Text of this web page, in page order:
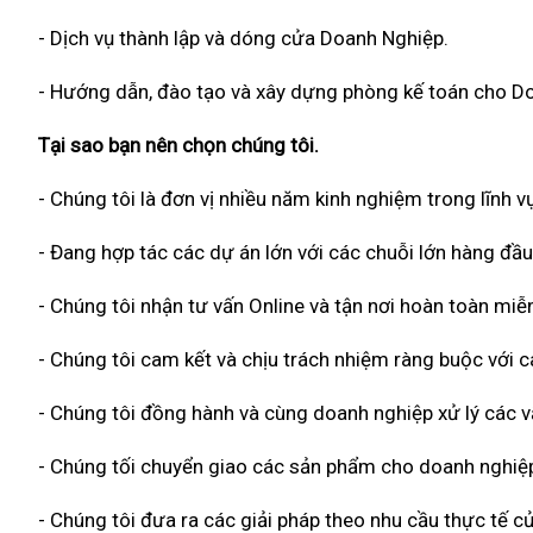
- Dịch vụ thành lập và dóng cửa Doanh Nghiệp.
- Hướng dẫn, đào tạo và xây dựng phòng kế toán cho
Tại sao bạn nên chọn chúng tôi.
- Chúng tôi là đơn vị nhiều năm kinh nghiệm trong lĩnh
- Đang hợp tác các dự án lớn với các chuỗi lớn hàng
- Chúng tôi nhận tư vấn Online và tận nơi hoàn toàn
- Chúng tôi cam kết và chịu trách nhiệm ràng buộc với
- Chúng tôi đồng hành và cùng doanh nghiệp xử lý các
- Chúng tối chuyển giao các sản phẩm cho doanh
- Chúng tôi đưa ra các giải pháp theo nhu cầu thực tế